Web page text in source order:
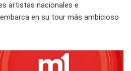
artistas nacionales e
en su tour más ambicioso